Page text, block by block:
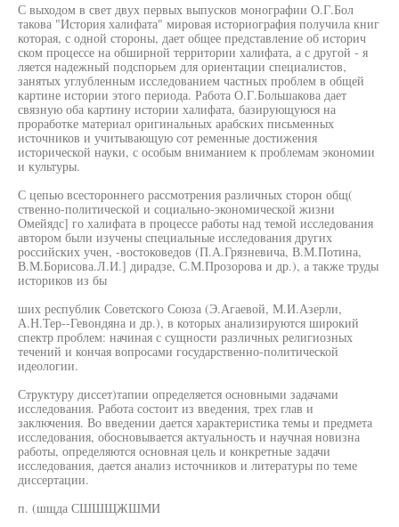
С выходом в свет двух первых выпусков монографии О.Г.Бол
такова "История халифата" мировая историография получила книг
которая, с одной стороны, дает общее представление об историч
ском процессе на обширной территории халифата, а с другой - я
ляется надежный подспорьем для ориентации специалистов,
занятых углубленным исследованием частных проблем в общей
картине истории этого периода. Работа О.Г.Большакова дает
связную оба картину истории халифата, базирующуюся на
проработке материал оригинальных арабских письменных
источников и учитывающую сот ременные достижения
исторической науки, с особым вниманием к проблемам экономии
и культуры.
С цепью всестороннего рассмотрения различных сторон общ(
ственно-политической и социально-экономической жизни
Омейядс] го халифата в процессе работы над темой исследования
автором были изучены специальные исследования других
российских учен, -востоковедов (П.А.Грязневича, В.М.Потина,
В.М.Борисова.Л.И.] дирадзе, С.М.Прозорова и др.), а также труды
историков из бы
ших республик Советского Союза (Э.Агаевой, М.И.Азерли,
А.Н.Тер--Гевондяна и др.), в которых анализируются широкий
спектр проблем: начиная с сущности различных религиозных
течений и кончая вопросами государственно-политической
идеологии.
Структуру диссет)тапии определяется основными задачами
исследования. Работа состоит из введения, трех глав и
заключения. Во введении дается характеристика темы и предмета
исследования, обосновывается актуальность и научная новизна
работы, определяются основная цель и конкретные задачи
исследования, дается анализ источников и литературы по теме
диссертации.
п. (шщда СШШЩЖШМИ